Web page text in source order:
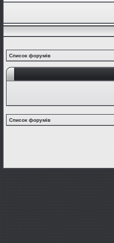
Список форумів
Список форумів